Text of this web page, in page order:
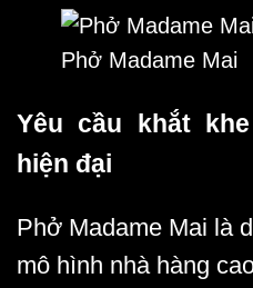
Phở Madame Mai
Yêu cầu khắt
hiện đại
Phở Madame Mai là
mô hình nhà hàng